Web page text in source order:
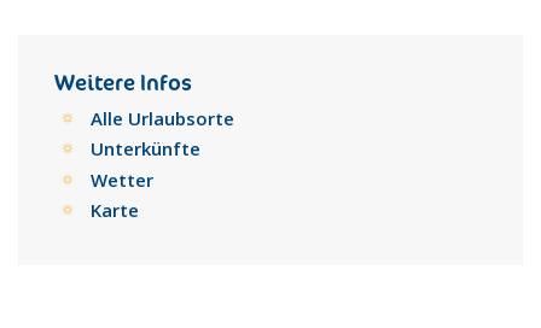
Weitere Infos
Alle Urlaubsorte
Unterkünfte
Wetter
Karte